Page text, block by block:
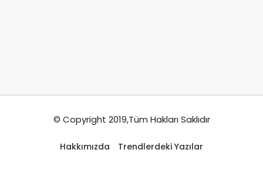
© Copyright 2019,Tüm Hakları Saklıdır
Hakkımızda Trendlerdeki Yazılar